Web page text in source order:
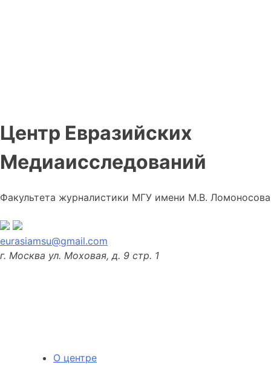
Центр Евразийских
Медиаисследований
Факультета журналистики МГУ имени М.В. Ломоносова
eurasiamsu@gmail.com
г. Москва ул. Моховая, д. 9 стр. 1
О центре